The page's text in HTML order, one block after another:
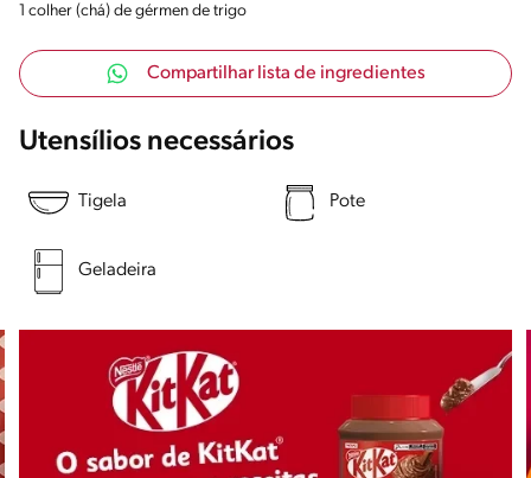
1 colher (chá) de gérmen de trigo
Compartilhar lista de ingredientes
Utensílios necessários
Tigela Pote
Geladeira